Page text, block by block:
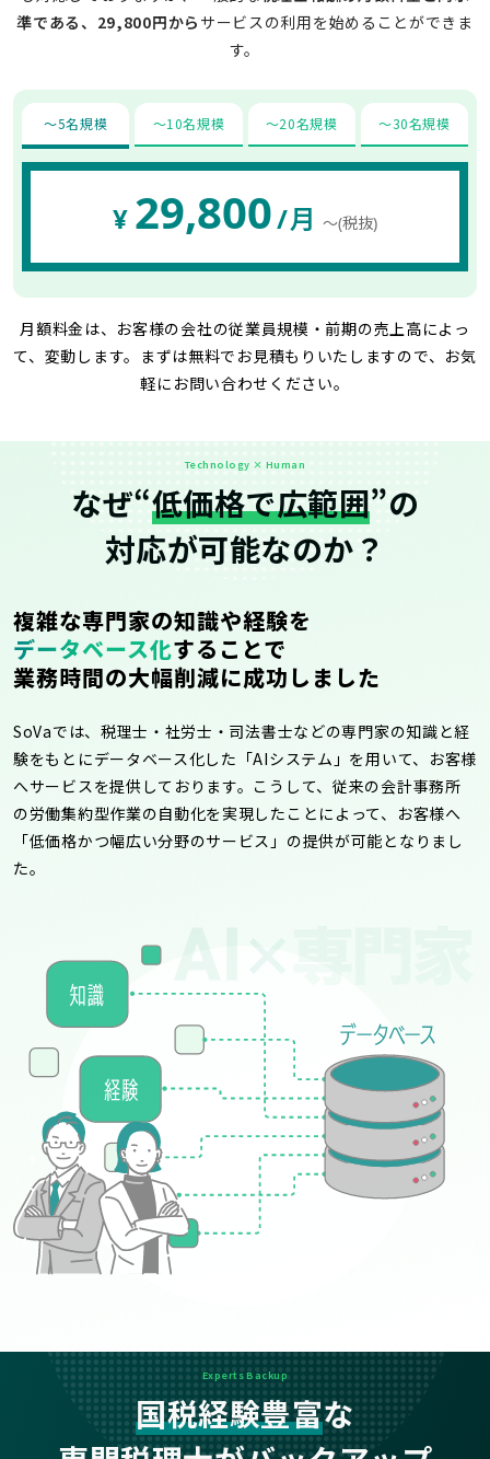
準である、29,800円から サービスの利用を始めることができま
す。
〜5名規模 〜10名規模 〜20名規模 〜30名規模
¥ 29,800/月 〜(税抜)
月額料金は、お客様の会社の従業員規模・前期の売上高によっ
て、変動します。 まずは無料でお見積もりいたしますので、お気
軽にお問い合わせください。
Technology × Human
なぜ“低価格で広範囲”の
対応が可能なのか？
複雑な専門家の知識や経験を
データベース化することで
業務時間の大幅削減に成功しました
SoVaでは、税理士・社労士・司法書士などの専門家の知識と経
験をもとにデータベース化した「AIシステム」を用いて、お客様
へサービスを提供しております。こうして、従来の会計事務所
の労働集約型作業の自動化を実現したことによって、お客様へ
「低価格かつ幅広い分野のサービス」の提供が可能となりまし
た。
Experts Backup
国税経験豊富な